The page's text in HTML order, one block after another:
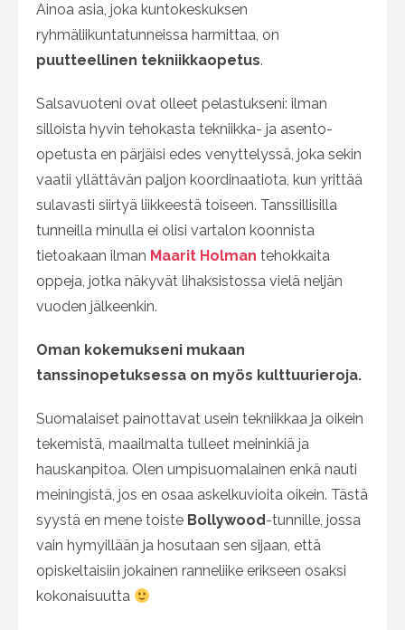
Ainoa asia, joka kuntokeskuksen
ryhmäliikuntatunneissa harmittaa, on
puutteellinen tekniikkaopetus.
Salsavuoteni ovat olleet pelastukseni: ilman
silloista hyvin tehokasta tekniikka- ja asento-
opetusta en pärjäisi edes venyttelyssä, joka sekin
vaatii yllättävän paljon koordinaatiota, kun yrittää
sulavasti siirtyä liikkeestä toiseen. Tanssillisilla
tunneilla minulla ei olisi vartalon koonnista
tietoakaan ilman Maarit Holman tehokkaita
oppeja, jotka näkyvät lihaksistossa vielä neljän
vuoden jälkeenkin.
Oman kokemukseni mukaan
tanssinopetuksessa on myös kulttuurieroja.
Suomalaiset painottavat usein tekniikkaa ja oikein
tekemistä, maailmalta tulleet meininkiä ja
hauskanpitoa. Olen umpisuomalainen enkä nauti
meiningistä, jos en osaa askelkuvioita oikein. Tästä
syystä en mene toiste Bollywood-tunnille, jossa
vain hymyillään ja hosutaan sen sijaan, että
opiskeltaisiin jokainen ranneliike erikseen osaksi
kokonaisuutta